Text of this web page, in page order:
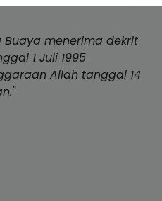
menerima dekrit
1 Juli 1995
Allah tanggal 14